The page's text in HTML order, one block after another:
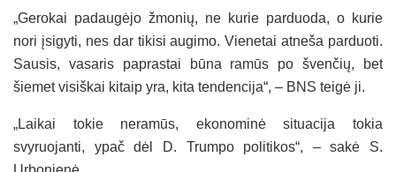
„Gerokai padaugėjo žmonių, ne kurie parduoda, o kurie
nori įsigyti, nes dar tikisi augimo. Vienetai atneša parduoti.
Sausis, vasaris paprastai būna ramūs po švenčių, bet
šiemet visiškai kitaip yra, kita tendencija“, – BNS teigė ji.
„Laikai tokie neramūs, ekonominė situacija tokia
svyruojanti, ypač dėl D. Trumpo politikos“, – sakė S.